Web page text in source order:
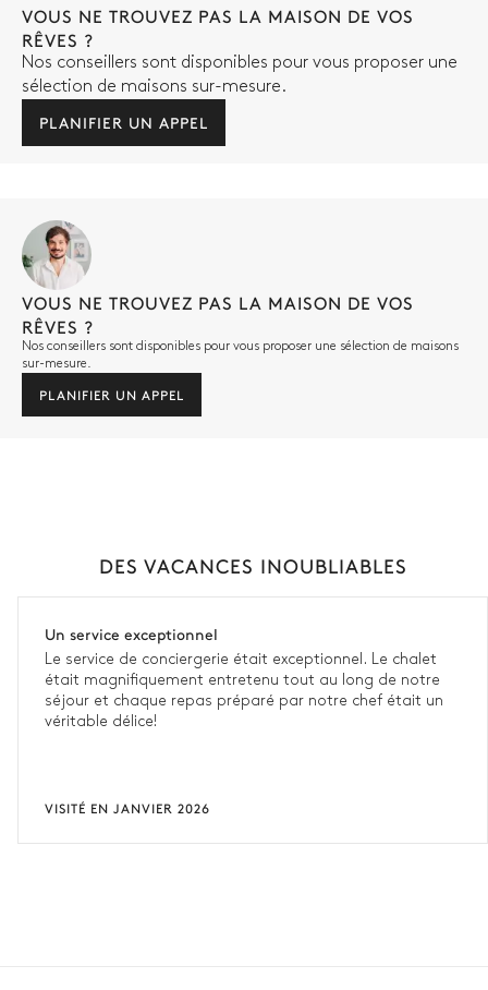
VOUS NE TROUVEZ PAS LA MAISON DE VOS
RÊVES ?
Nos conseillers sont disponibles pour vous proposer une
sélection de maisons sur-mesure.
PLANIFIER UN APPEL
VOUS NE TROUVEZ PAS LA MAISON DE VOS
RÊVES ?
Nos conseillers sont disponibles pour vous proposer une sélection de maisons
sur-mesure.
PLANIFIER UN APPEL
DES VACANCES INOUBLIABLES
Un service exceptionnel
Le service de conciergerie était exceptionnel. Le chalet
était magnifiquement entretenu tout au long de notre
séjour et chaque repas préparé par notre chef était un
véritable délice!
VISITÉ EN JANVIER 2026